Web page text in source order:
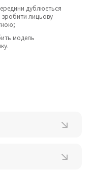
дублюється
лицьову
модель